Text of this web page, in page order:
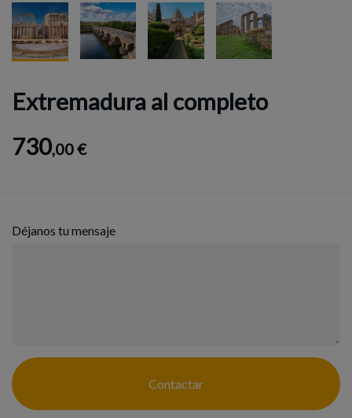
Extremadura al completo
730,00 €
Déjanos tu mensaje
Contactar